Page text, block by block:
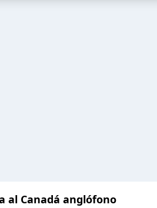
al Canadá anglófono